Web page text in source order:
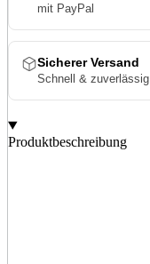
mit PayPal
Sicherer Versand
Schnell & zuverlässig
Produktbeschreibung